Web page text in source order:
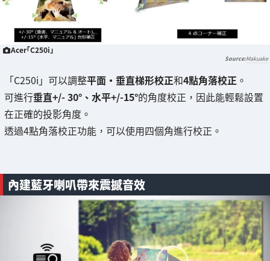
Acer「C250i」
Makuake
「C250i」可以調整平面・垂直梯形校正和4點角落校正 。
可進行垂直+/- 30°、水平+/-15°的角度校正，因此能輕鬆設置
在正確的投影角度。
透過4點角落校正功能，可以使用四個角進行校正。
內建藍牙喇叭帶來震撼音效